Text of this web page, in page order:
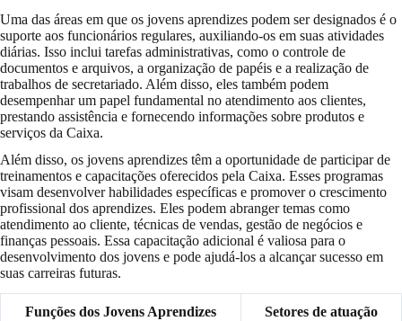
Uma das áreas em que os jovens aprendizes podem ser designados é o
suporte aos funcionários regulares, auxiliando-os em suas atividades
diárias. Isso inclui tarefas administrativas, como o controle de
documentos e arquivos, a organização de papéis e a realização de
trabalhos de secretariado. Além disso, eles também podem
desempenhar um papel fundamental no atendimento aos clientes,
prestando assistência e fornecendo informações sobre produtos e
serviços da Caixa.
Além disso, os jovens aprendizes têm a oportunidade de participar de
treinamentos e capacitações oferecidos pela Caixa. Esses programas
visam desenvolver habilidades específicas e promover o crescimento
profissional dos aprendizes. Eles podem abranger temas como
atendimento ao cliente, técnicas de vendas, gestão de negócios e
finanças pessoais. Essa capacitação adicional é valiosa para o
desenvolvimento dos jovens e pode ajudá-los a alcançar sucesso em
suas carreiras futuras.
Funções dos Jovens Aprendizes Setores de atuação